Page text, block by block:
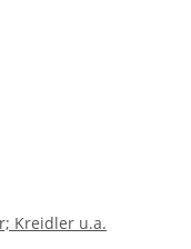
Kreidler u.a.